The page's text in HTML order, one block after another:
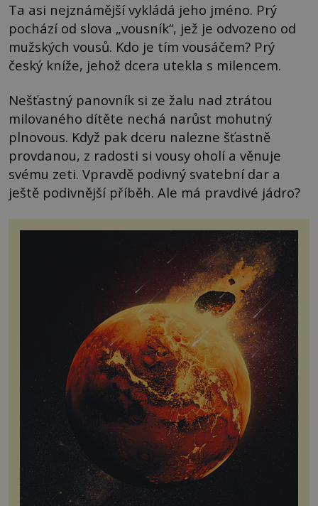
Ta asi nejznámější vykládá jeho jméno. Prý
pochází od slova „vousník“, jež je odvozeno od
mužských vousů. Kdo je tím vousáčem? Prý
český kníže, jehož dcera utekla s milencem.
Nešťastný panovník si ze žalu nad ztrátou
milovaného dítěte nechá narůst mohutný
plnovous. Když pak dceru nalezne šťastně
provdanou, z radosti si vousy oholí a věnuje
svému zeti. Vpravdě podivný svatební dar a
ještě podivnější příběh. Ale má pravdivé jádro?